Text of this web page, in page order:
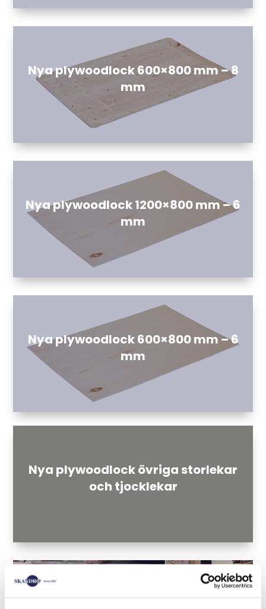
Nya plywoodlock 600×800 mm – 8
mm
Nya plywoodlock 1200×800 mm – 6
mm
Nya plywoodlock 600×800 mm – 6
mm
Nya plywoodlock övriga storlekar
och tjocklekar